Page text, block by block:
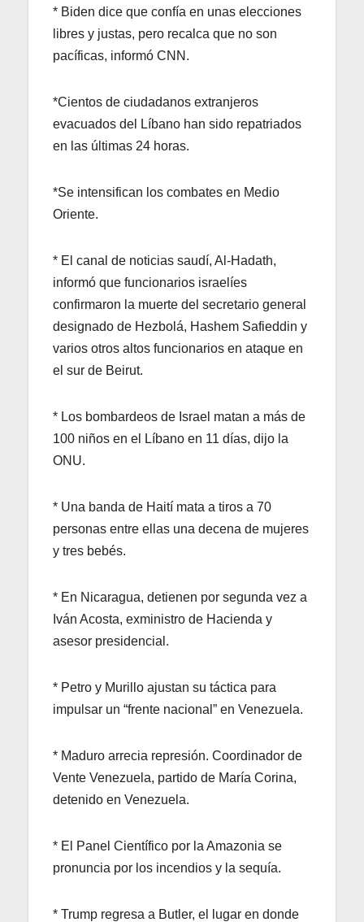
* Biden dice que confía en unas elecciones
libres y justas, pero recalca que no son
pacíficas, informó CNN.
*Cientos de ciudadanos extranjeros
evacuados del Líbano han sido repatriados
en las últimas 24 horas.
*Se intensifican los combates en Medio
Oriente.
* El canal de noticias saudí, Al-Hadath,
informó que funcionarios israelíes
confirmaron la muerte del secretario general
designado de Hezbolá, Hashem Safieddin y
varios otros altos funcionarios en ataque en
el sur de Beirut.
* Los bombardeos de Israel matan a más de
100 niños en el Líbano en 11 días, dijo la
ONU.
* Una banda de Haití mata a tiros a 70
personas entre ellas una decena de mujeres
y tres bebés.
* En Nicaragua, detienen por segunda vez a
Iván Acosta, exministro de Hacienda y
asesor presidencial.
* Petro y Murillo ajustan su táctica para
impulsar un “frente nacional” en Venezuela.
* Maduro arrecia represión. Coordinador de
Vente Venezuela, partido de María Corina,
detenido en Venezuela.
* El Panel Científico por la Amazonia se
pronuncia por los incendios y la sequía.
* Trump regresa a Butler, el lugar en donde